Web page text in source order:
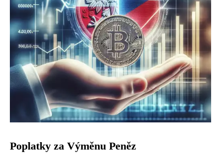
Poplatky za Výměnu Peněz